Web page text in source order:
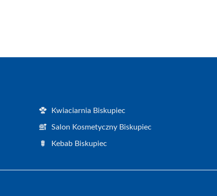
Kwiaciarnia Biskupiec
Salon Kosmetyczny Biskupiec
Kebab Biskupiec